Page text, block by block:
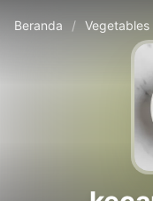
Beranda / Vegetables